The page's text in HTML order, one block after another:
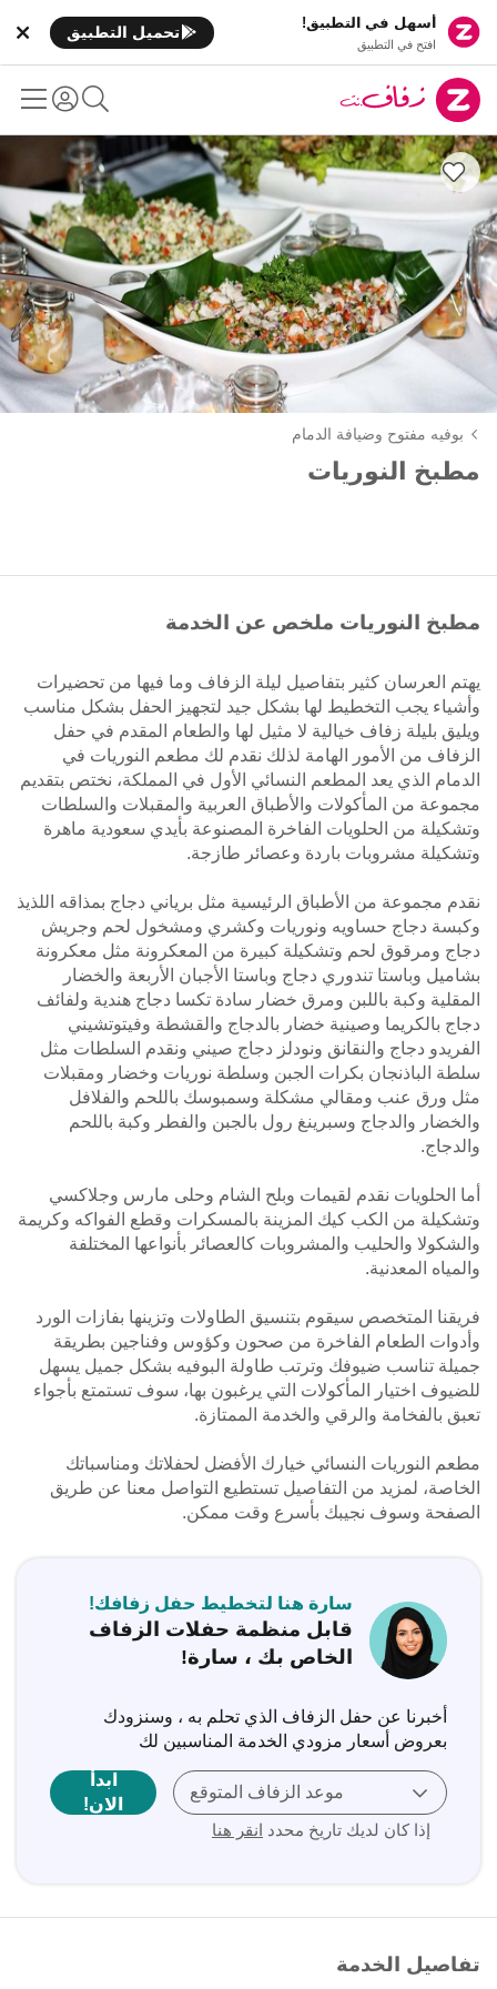
أسهل في التطبيق!
افتح في التطبيق
تحميل التطبيق
بوفيه مفتوح وضيافة الدمام
مطبخ النوريات
مطبخ النوريات ملخص عن الخدمة
يهتم العرسان كثير بتفاصيل ليلة الزفاف وما فيها من تحضيرات
وأشياء يجب التخطيط لها بشكل جيد لتجهيز الحفل بشكل مناسب
ويليق بليلة زفاف خيالية لا مثيل لها والطعام المقدم في حفل
الزفاف من الأمور الهامة لذلك نقدم لك مطعم النوريات في
الدمام الذي يعد المطعم النسائي الأول في المملكة، نختص بتقديم
مجموعة من المأكولات والأطباق العربية والمقبلات والسلطات
وتشكيلة من الحلويات الفاخرة المصنوعة بأيدي سعودية ماهرة
وتشكيلة مشروبات باردة وعصائر طازجة.
نقدم مجموعة من الأطباق الرئيسية مثل برياني دجاج بمذاقه اللذيذ
وكبسة دجاج حساويه ونوريات وكشري ومشخول لحم وجريش
دجاج ومرقوق لحم وتشكيلة كبيرة من المعكرونة مثل معكرونة
بشاميل وباستا تندوري دجاج وباستا الأجبان الأربعة والخضار
المقلية وكبة باللبن ومرق خضار سادة تكسا دجاج هندية ولفائف
دجاج بالكريما وصينية خضار بالدجاج والقشطة وفيتوتشيني
الفريدو دجاج والنقانق ونودلز دجاج صيني ونقدم السلطات مثل
سلطة الباذنجان بكرات الجبن وسلطة نوريات وخضار ومقبلات
مثل ورق عنب ومقالي مشكلة وسمبوسك باللحم والفلافل
والخضار والدجاج وسبرينغ رول بالجبن والفطر وكبة باللحم
والدجاج.
أما الحلويات نقدم لقيمات وبلح الشام وحلى مارس وجلاكسي
وتشكيلة من الكب كيك المزينة بالمسكرات وقطع الفواكه وكريمة
والشكولا والحليب والمشروبات كالعصائر بأنواعها المختلفة
والمياه المعدنية.
فريقنا المتخصص سيقوم بتنسيق الطاولات وتزينها بفازات الورد
وأدوات الطعام الفاخرة من صحون وكؤوس وفناجين بطريقة
جميلة تناسب ضيوفك وترتب طاولة البوفيه بشكل جميل يسهل
للضيوف اختيار المأكولات التي يرغبون بها، سوف تستمتع بأجواء
تعبق بالفخامة والرقي والخدمة الممتازة.
مطعم النوريات النسائي خيارك الأفضل لحفلاتك ومناسباتك
الخاصة، لمزيد من التفاصيل تستطيع التواصل معنا عن طريق
الصفحة وسوف نجيبك بأسرع وقت ممكن.
سارة هنا لتخطيط حفل زفافك!
قابل منظمة حفلات الزفاف
الخاص بك ، سارة!
أخبرنا عن حفل الزفاف الذي تحلم به ، وسنزودك
بعروض أسعار مزودي الخدمة المناسبين لك
موعد الزفاف المتوقع
إذا كان لديك تاريخ محدد انقر هنا
ابدأ
الان!
تفاصيل الخدمة